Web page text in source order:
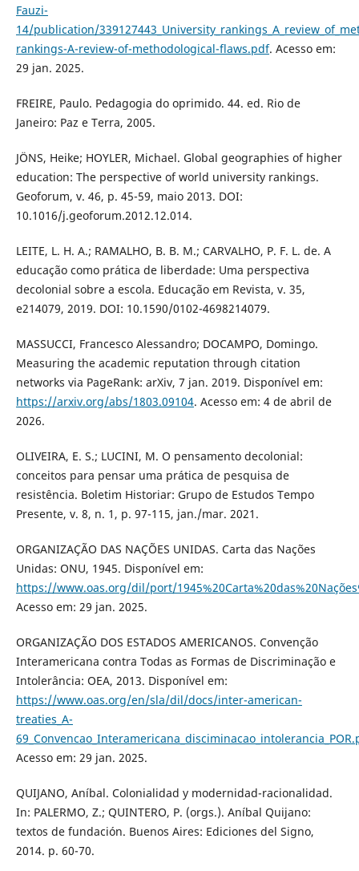
Fauzi-
14/publication/
rankings-A-review-of-methodological-flaws.pdf. Acesso em:
29 jan. 2025.
FREIRE, Paulo. Pedagogia do oprimido. 44. ed. Rio de
Janeiro: Paz e Terra, 2005.
JÖNS, Heike; HOYLER, Michael. Global geographies of higher
education: The perspective of world university rankings.
Geoforum, v. 46, p. 45-59, maio 2013. DOI:
10.1016/j.geoforum.2012.12.014.
LEITE, L. H. A.; RAMALHO, B. B. M.; CARVALHO, P. F. L. de. A
educação como prática de liberdade: Uma perspectiva
decolonial sobre a escola. Educação em Revista, v. 35,
e214079, 2019. DOI: 10.1590/0102-4698214079.
MASSUCCI, Francesco Alessandro; DOCAMPO, Domingo.
Measuring the academic reputation through citation
networks via PageRank: arXiv, 7 jan. 2019. Disponível em:
https://arxiv.org/abs/1803.09104. Acesso em: 4 de abril de
2026.
OLIVEIRA, E. S.; LUCINI, M. O pensamento decolonial:
conceitos para pensar uma prática de pesquisa de
resistência. Boletim Historiar: Grupo de Estudos Tempo
Presente, v. 8, n. 1, p. 97-115, jan./mar. 2021.
ORGANIZAÇÃO DAS NAÇÕES UNIDAS. Carta das Nações
Unidas: ONU, 1945. Disponível em:
https://www.oas.org/dil/port/
Acesso em: 29 jan. 2025.
ORGANIZAÇÃO DOS ESTADOS AMERICANOS. Convenção
Interamericana contra Todas as Formas de Discriminação e
Intolerância: OEA, 2013. Disponível em:
https://www.oas.org/en/sla/dil/docs/inter-american-
treaties_A-
Acesso em: 29 jan. 2025.
QUIJANO, Aníbal. Colonialidad y modernidad-racionalidad.
In: PALERMO, Z.; QUINTERO, P. (orgs.). Aníbal Quijano:
textos de fundación. Buenos Aires: Ediciones del Signo,
2014. p. 60-70.